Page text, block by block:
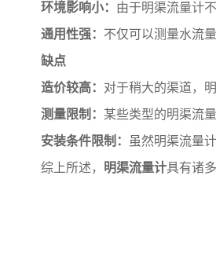
环境影响小： 由于明渠流量计
通用性强： 不仅可以测量水流
缺点
造价较高： 对于稍大的渠道，
测量限制： 某些类型的明渠流
安装条件限制：
虽然明渠流量
综上所述，
明渠流量计具有诸